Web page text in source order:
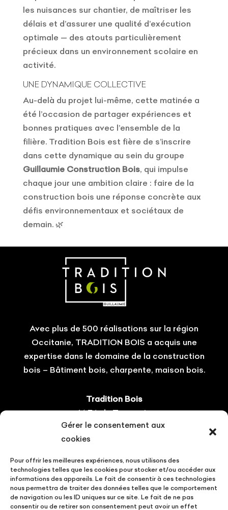
Gérer le consentement aux
cookies
Pour offrir les meilleures expériences, nous utilisons des
technologies telles que les cookies pour stocker et/ou accéder aux
informations des appareils. Le fait de consentir à ces technologies
nous permettra de traiter des données telles que le comportement
de navigation ou les ID uniques sur ce site. Le fait de ne pas
consentir ou de retirer son consentement peut avoir un effet
les nuisances sur chantier, de maîtriser les
délais et d’assurer une qualité d’exécution
optimale — des atouts particulièrement
précieux dans un environnement scolaire en
activité.
UNE DYNAMIQUE COLLECTIVE
Au-delà du projet lui-même, cette matinée a
été l’occasion de partager expériences et
bonnes pratiques avec l’ensemble de la
filière. Tradition Bois est fière de s’inscrire
dans cette dynamique au sein du groupe
Guillaumie Construction Bois, qui impulse
chaque jour une ambition claire : faire de la
construction bois une réponse concrète aux
défis environnementaux et sociétaux de
demain. 🌿
Avec plus de 500 réalisations sur la région
Occitanie, TRADITION BOIS a acquis une
expertise dans le domaine de la construction
bois – Bâtiment bois, charpente, maison bois.
Tradition Bois
14 ZA du Tourneris
31470 Bonrepos-sur-Aussonnelle
Tel : 05.61.08.60.54
Suivez-nous !